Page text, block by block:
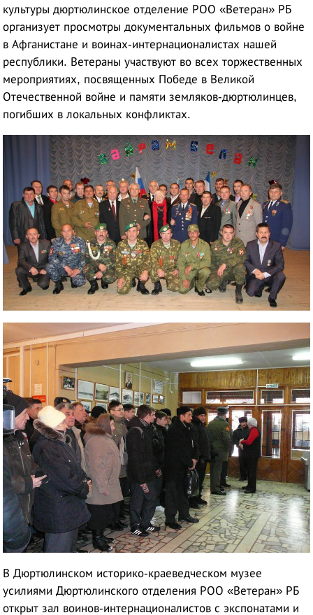
культуры дюртюлинское отделение РОО «Ветеран» РБ
организует просмотры документальных фильмов о войне
в Афганистане и воинах-интернационалистах нашей
республики. Ветераны участвуют во всех торжественных
мероприятиях, посвященных Победе в Великой
Отечественной войне и памяти земляков-дюртюлинцев,
погибших в локальных конфликтах.
В Дюртюлинском историко-краеведческом музее
усилиями Дюртюлинского отделения РОО «Ветеран» РБ
открыт зал воинов-интернационалистов с экспонатами и